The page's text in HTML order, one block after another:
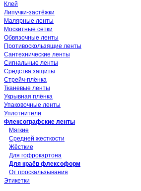
Клей
Липучки-застёжки
Малярные ленты
Москитные сетки
Обвязочные ленты
Противоскользящие ленты
Сантехнические ленты
Сигнальные ленты
Средства защиты
Стрейч-плёнка
Тканевые ленты
Укрывная плёнка
Упаковочные ленты
Уплотнители
Флексографские ленты
Мягкие
Средней жесткости
Жёсткие
Для гофрокартона
Для краёв флексоформ
От проскальзывания
Этикетки